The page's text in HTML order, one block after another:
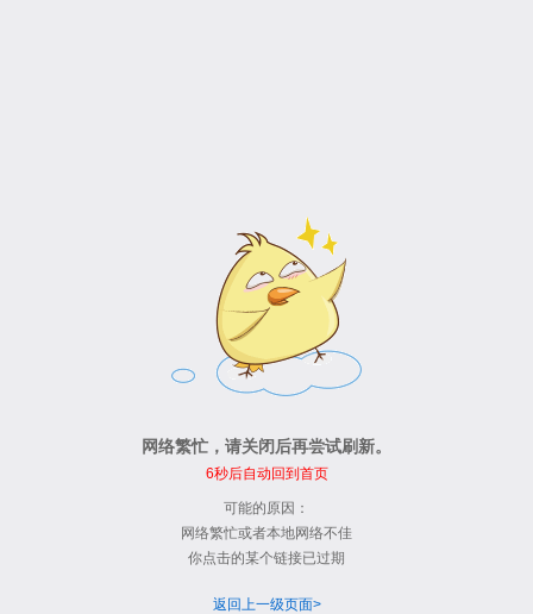
网络繁忙，请关闭后再尝试刷新。
6秒后自动回到首页
可能的原因：
网络繁忙或者本地网络不佳
你点击的某个链接已过期
返回上一级页面>